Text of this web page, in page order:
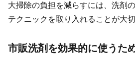
大掃除の負担を減らすには、洗剤
テクニックを取り入れることが大切
市販洗剤を効果的に使うた